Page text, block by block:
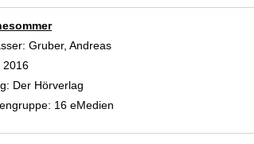
Gruber, Andreas
2016
Der Hörverlag
16 eMedien